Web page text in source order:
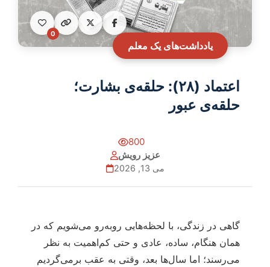
یادداشت‌های یک معلم
0
اعتماد (۲۸): حلقه‌ی بشارت؛
حلقه‌ی عبور
800
عزیز رویش
می 13, 2026
گاهی در زندگی، با لحظه‌هایی روبه‌رو می‌شویم که در
همان هنگام، ساده، عادی و حتی کم‌اهمیت به نظر
می‌رسند؛ اما سال‌ها بعد، وقتی به عقب برمی‌گردیم